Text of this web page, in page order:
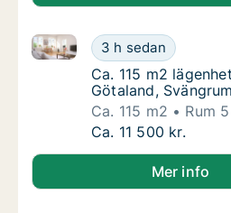
Ca. 115 m2
3 h sedan
Ca. 115 m2 lägenhet att
Ca. 115 m2
Ca. 115 m2
Götaland,
Ca. 115 m2
Rum 5
Ca. 115 m2
Ca. 11 500 kr.
Mer info